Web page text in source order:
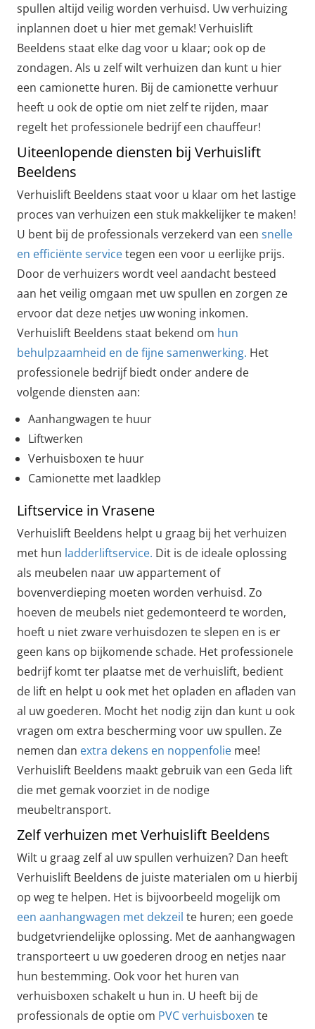
spullen altijd veilig worden verhuisd. Uw verhuizing
inplannen doet u hier met gemak! Verhuislift
Beeldens staat elke dag voor u klaar; ook op de
zondagen. Als u zelf wilt verhuizen dan kunt u hier
een camionette huren. Bij de camionette verhuur
heeft u ook de optie om niet zelf te rijden, maar
regelt het professionele bedrijf een chauffeur!
Uiteenlopende diensten bij Verhuislift
Beeldens
Verhuislift Beeldens staat voor u klaar om het lastige
proces van verhuizen een stuk makkelijker te maken!
U bent bij de professionals verzekerd van een snelle
en efficiënte servicetegen een voor u eerlijke prijs.
Door de verhuizers wordt veel aandacht besteed
aan het veilig omgaan met uw spullen en zorgen ze
ervoor dat deze netjes uw woning inkomen.
Verhuislift Beeldens staat bekend om hun
behulpzaamheid en de fijne samenwerking. Het
professionele bedrijf biedt onder andere de
volgende diensten aan:
Aanhangwagen te huur
Liftwerken
Verhuisboxen te huur
Camionette met laadklep
Liftservice in Vrasene
Verhuislift Beeldens helpt u graag bij het verhuizen
met hun ladderliftservice. Dit is de ideale oplossing
als meubelen naar uw appartement of
bovenverdieping moeten worden verhuisd. Zo
hoeven de meubels niet gedemonteerd te worden,
hoeft u niet zware verhuisdozen te slepen en is er
geen kans op bijkomende schade. Het professionele
bedrijf komt ter plaatse met de verhuislift, bedient
de lift en helpt u ook met het opladen en afladen van
al uw goederen. Mocht het nodig zijn dan kunt u ook
vragen om extra bescherming voor uw spullen. Ze
nemen dan extra dekens en noppenfolie mee!
Verhuislift Beeldens maakt gebruik van een Geda lift
die met gemak voorziet in de nodige
meubeltransport.
Zelf verhuizen met Verhuislift Beeldens
Wilt u graag zelf al uw spullen verhuizen? Dan heeft
Verhuislift Beeldens de juiste materialen om u hierbij
op weg te helpen. Het is bijvoorbeeld mogelijk om
een aanhangwagen met dekzeil te huren; een goede
budgetvriendelijke oplossing. Met de aanhangwagen
transporteert u uw goederen droog en netjes naar
hun bestemming. Ook voor het huren van
verhuisboxen schakelt u hun in. U heeft bij de
professionals de optie om PVC verhuisboxen te